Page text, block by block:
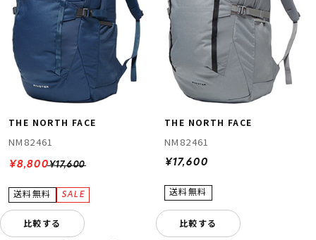
THE NORTH FACE
NM82461
¥17,600
¥8,800
比較する
THE NORTH FACE
NM82461
¥17,600
比較する